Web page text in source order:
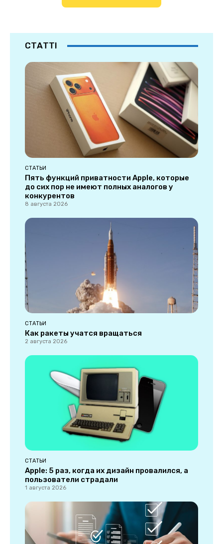
СТАТТІ
СТАТЬИ
Пять функций приватности Apple, которые
до сих пор не имеют полных аналогов у
конкурентов
8 августа 2026
СТАТЬИ
Как ракеты учатся вращаться
2 августа 2026
СТАТЬИ
Apple: 5 раз, когда их дизайн провалился, а
пользователи страдали
1 августа 2026